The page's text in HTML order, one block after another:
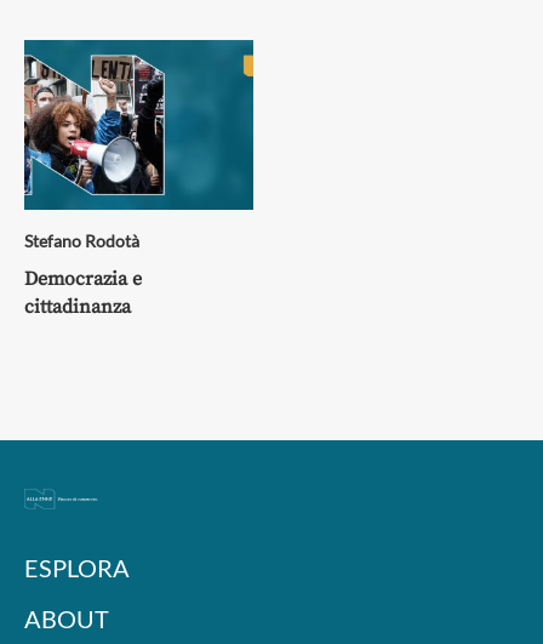
Stefano Rodotà
Democrazia e
cittadinanza
ESPLORA
ABOUT